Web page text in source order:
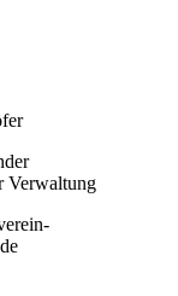
Verwaltung